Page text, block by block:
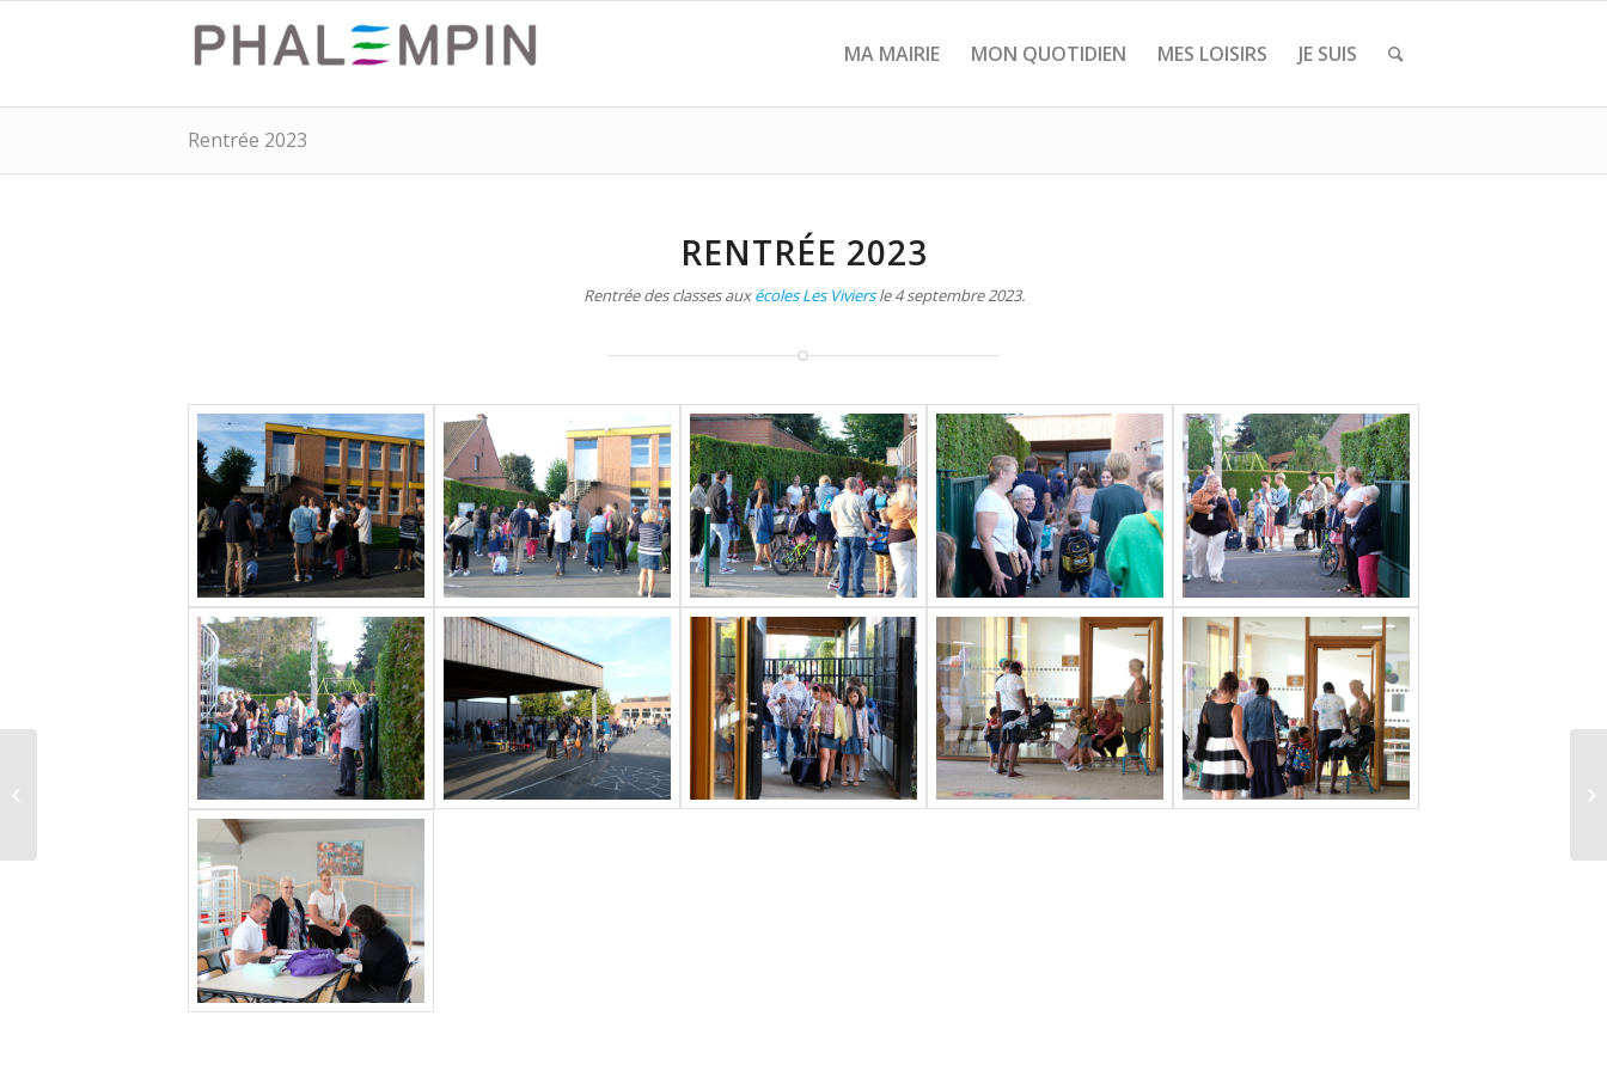
MA MAIRIE MON QUOTIDIEN MES LOISIRS JE SUIS
Rentrée 2023
RENTRÉE 2023
Rentrée des classes auxécoles Les Viviersle 4 septembre 2023.